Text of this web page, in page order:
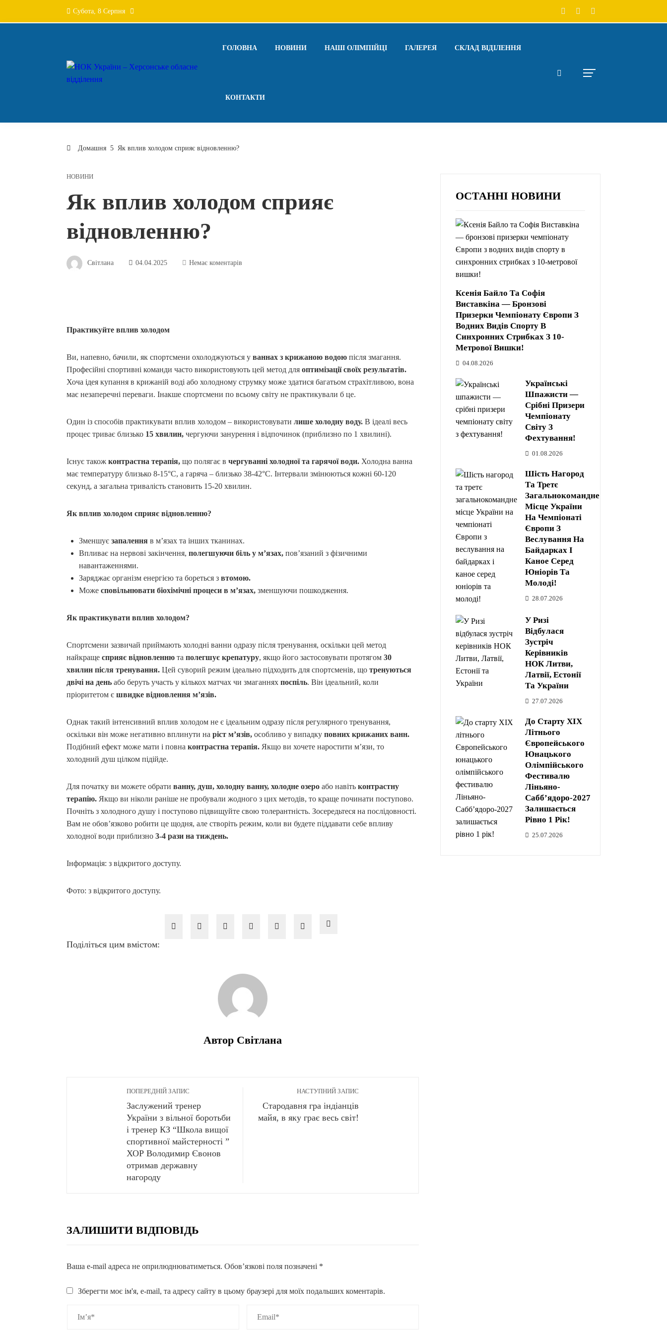
Субота, 8 Серпня
ГОЛОВНА НОВИНИ НАШІ ОЛІМПІЙЦІ ГАЛЕРЕЯ СКЛАД ВІДІЛЕННЯ
КОНТАКТИ
Домашня Як вплив холодом сприяє відновленню?
НОВИНИ
Як вплив холодом сприяє
відновленню?
Світлана 04.04.2025 Немає коментарів
Практикуйте вплив холодом
Ви, напевно, бачили, як спортсмени охолоджуються уваннах з крижаною водою після змагання.
Професійні спортивні команди часто використовують цей метод дляоптимізації своїх результатів.
Хоча ідея купання в крижаній воді або холодному струмку може здатися багатьом страхітливою, вона
має незаперечні переваги. Інакше спортсмени по всьому світу не практикували б це.
Один із способів практикувати вплив холодом – використовуватилише холодну воду. В ідеалі весь
процес триває близько 15 хвилин, чергуючи занурення і відпочинок (приблизно по 1 хвилині).
Існує такожконтрастна терапія, що полягає вчергуванні холодної та гарячої води. Холодна ванна
має температуру близько 8-15°C, а гаряча – близько 38-42°C. Інтервали змінюються кожні 60-120
секунд, а загальна тривалість становить 15-20 хвилин.
Як вплив холодом сприяє відновленню?
Зменшуєзапалення в м’язах та інших тканинах.
Впливає на нервові закінчення,полегшуючи біль у м’язах, пов’язаний з фізичними
навантаженнями.
Заряджає організм енергією та бореться звтомою.
Можесповільнювати біохімічні процеси в м’язах, зменшуючи пошкодження.
Як практикувати вплив холодом?
Спортсмени зазвичай приймають холодні ванни одразу після тренування, оскільки цей метод
найкращесприяє відновленню таполегшує крепатуру, якщо його застосовувати протягом30
хвилин після тренування. Цей суворий режим ідеально підходить для спортсменів, щотренуються
двічі на день або беруть участь у кількох матчах чи змаганняхпоспіль. Він ідеальний, коли
пріоритетом єшвидке відновлення м’язів.
Однак такий інтенсивний вплив холодом не є ідеальним одразу після регулярного тренування,
оскільки він може негативно вплинути наріст м’язів, особливо у випадкуповних крижаних ванн.
Подібний ефект може мати і повнаконтрастна терапія. Якщо ви хочете наростити м’язи, то
холодний душ цілком підійде.
Для початку ви можете обративанну, душ, холодну ванну, холодне озеро або навітьконтрастну
терапію. Якщо ви ніколи раніше не пробували жодного з цих методів, то краще починати поступово.
Почніть з холодного душу і поступово підвищуйте свою толерантність. Зосередьтеся на послідовності.
Вам не обов’язково робити це щодня, але створіть режим, коли ви будете піддавати себе впливу
холодної води приблизно3-4 рази на тиждень.
Інформація: з відкритого доступу.
Фото: з відкритого доступу.
Поділіться цим вмістом:
Автор Світлана
ПОПЕРЕДНІЙ ЗАПИС
Заслужений тренер
України з вільної боротьби
і тренер КЗ “Школа вищої
спортивної майстерності ”
ХОР Володимир Євонов
отримав державну
нагороду
НАСТУПНИЙ ЗАПИС
Стародавня гра індіанців
майя, в яку грає весь світ!
ЗАЛИШИТИ ВІДПОВІДЬ
Ваша e-mail адреса не оприлюднюватиметься. Обов’язкові поля позначені *
Зберегти моє ім'я, e-mail, та адресу сайту в цьому браузері для моїх подальших коментарів.
ОСТАННІ НОВИНИ
Ксенія Байло Та Софія
Виставкіна — Бронзові
Призерки Чемпіонату Європи З
Водних Видів Спорту В
Синхронних Стрибках З 10-
Метрової Вишки!
04.08.2026
Українські
Шпажисти —
Срібні Призери
Чемпіонату
Світу З
Фехтування!
01.08.2026
Шість Нагород
Та Третє
Загальнокомандне
Місце України
На Чемпіонаті
Європи З
Веслування На
Байдарках І
Каное Серед
Юніорів Та
Молоді!
28.07.2026
У Ризі
Відбулася
Зустріч
Керівників
НОК Литви,
Латвії, Естонії
Та України
27.07.2026
До Старту XIX
Літнього
Європейського
Юнацького
Олімпійського
Фестивалю
Ліньяно-
Сабб’ядоро-2027
Залишається
Рівно 1 Рік!
25.07.2026